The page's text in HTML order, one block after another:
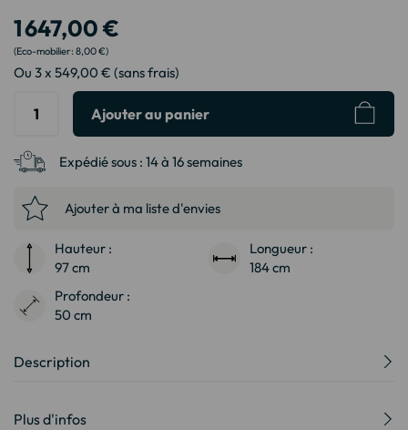
d’images
1 647,00 €
8,00 €
Ou 3 x 549,00 € (sans frais)
Ajouter au panier
Expédié sous : 14 à 16 semaines
Ajouter à ma liste d'envies
Hauteur :
97 cm
Longueur :
184 cm
Profondeur :
50 cm
Description
Plus d'infos